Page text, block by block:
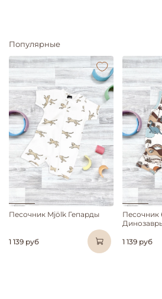
Популярные
Песочник Mjölk Гепарды
1 139 руб
Песочник
1 139 руб